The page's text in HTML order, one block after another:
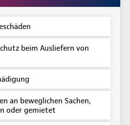
beim Ausliefern von
an beweglichen Sachen,
oder gemietet